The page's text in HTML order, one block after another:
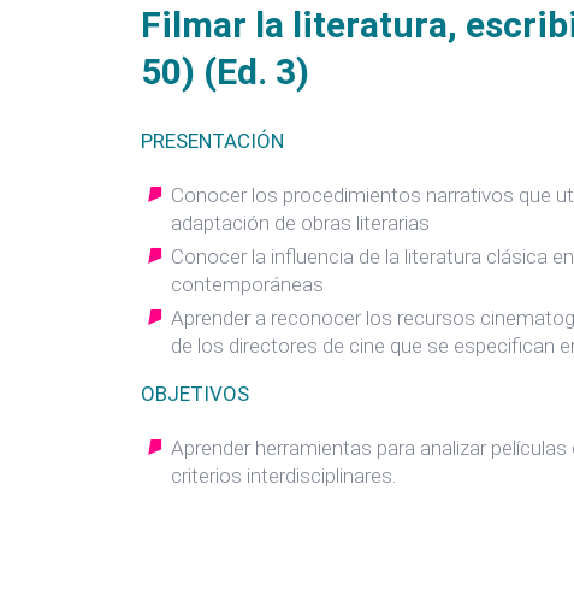
Filmar la literatura,
50) (Ed. 3)
PRESENTACIÓN
Conocer los procedimientos narrativos que
adaptación de obras literarias
Conocer la influencia de la literatura clásica
contemporáneas
Aprender a reconocer los recursos
de los directores de cine que se especifican
OBJETIVOS
Aprender herramientas para analizar
criterios interdisciplinares.